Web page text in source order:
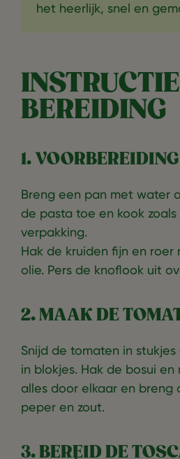
het heerlijk, snel en
BEREIDING
1. VOORBEREIDING
Breng een pan met water
de pasta toe en kook
verpakking.
Hak de kruiden fijn en
olie. Pers de knoflook uit
2. MAAK DE
Snijd de tomaten in
in blokjes. Hak de bosui en
alles door elkaar en breng
peper en zout.
3. BEREID DE